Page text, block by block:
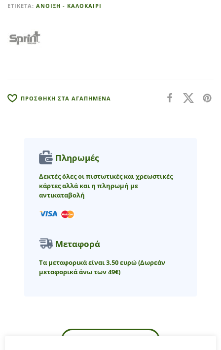
r
t
ΕΤΙΚΈΤΑ: ΑΝΟΙΞΗ - ΚΑΛΟΚΑΙΡΙ
ΠΡΟΣΘΗΚΗ ΣΤΑ ΑΓΑΠΗΜΕΝΑ
Πληρωμές
Δεκτές όλες οι πιστωτικές και χρεωστικές
κάρτες αλλά και η πληρωμή με
αντικαταβολή
Μεταφορά
Τα μεταφορικά είναι 3.50 ευρώ(Δωρεάν
μεταφορικά άνω των 49€)